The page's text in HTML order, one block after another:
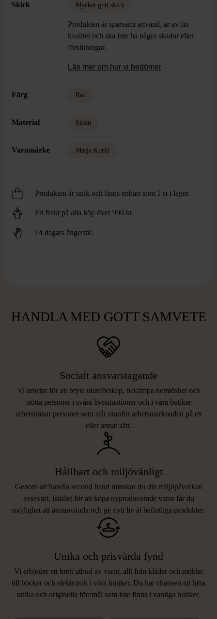
Skick Mycket gott skick
Produkten är sparsamt använd, är av fin
kvalitet och ska inte ha några skador eller
förslitningar.
Läs mer om hur vi bedömer
Färg Röd
Material Siden
Varumärke Marja Kurki
Produkten är unik och finns enbart som 1 st i lager.
Fri frakt på alla köp över 990 kr.
14 dagars ångerrät.
HANDLA MED GOTT SAMVETE
Socialt ansvarstagande
Vi arbetar för att bryta utanförskap, bekämpa hemlöshet och
stötta personer i svåra livssituationer och i våra butiker
arbetstränar personer som står utanför arbetsmarknaden på ett
eller annat sätt.
Hållbart och miljövänligt
Genom att handla second hand minskar du din miljöpåverkan
avsevärt. Istället för att köpa nyproducerade varor får du
möjlighet att återanvända och ge nytt liv åt befintliga produkter.
Unika och prisvärda fynd
Vi erbjuder ett brett utbud av varor, allt från kläder och möbler
till böcker och elektronik i våra butiker. Du har chansen att hitta
unika och originella föremål som inte finns i vanliga butiker.
LIKNANDE PRODUKTER
Hitta produkter som påminner om denna